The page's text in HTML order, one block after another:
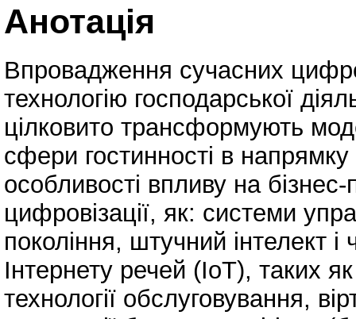
Анотація
Впровадження сучасних
технологію господарської
цілковито трансформують
сфери гостинності в
особливості впливу на
цифровізації, як: системи
покоління, штучний інтелект і
Інтернету речей (IoT), таких
технології обслуговування,